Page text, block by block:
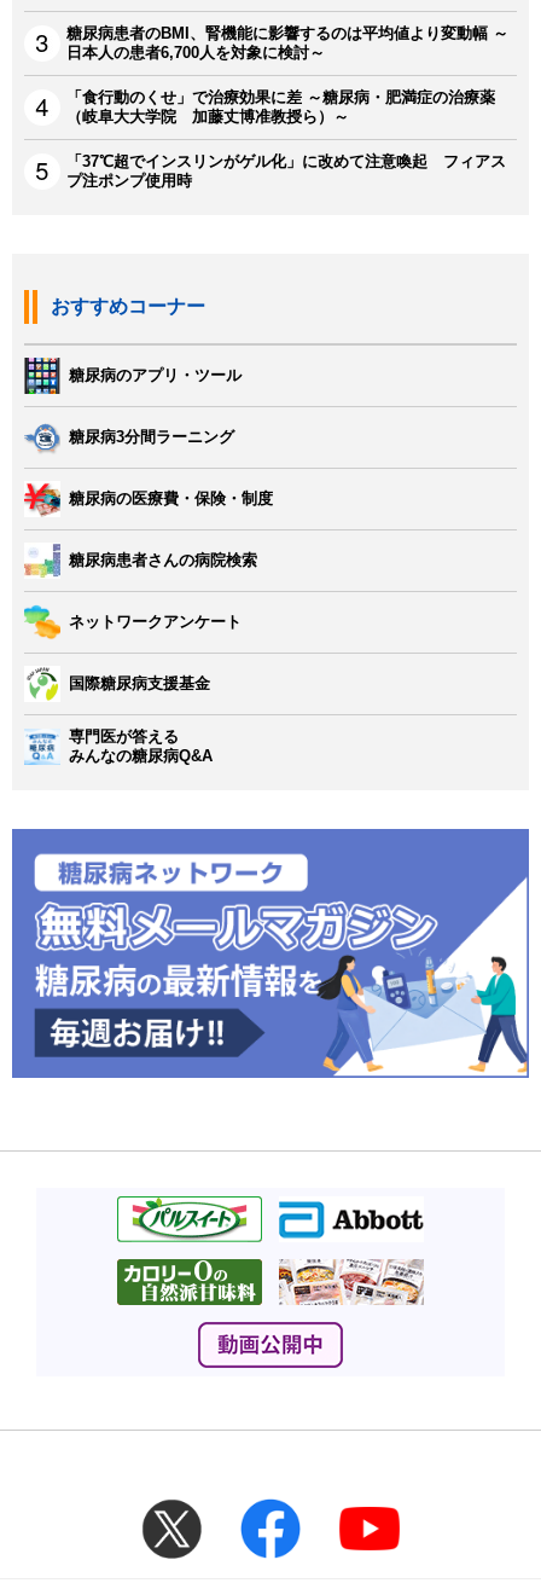
糖尿病患者のBMI、腎機能に影響するのは平均値より変動幅 ～
日本人の患者6,700人を対象に検討～
「食行動のくせ」で治療効果に差 ～糖尿病・肥満症の治療薬
（岐阜大大学院 加藤丈博准教授ら）～
「37℃超でインスリンがゲル化」に改めて注意喚起 フィアス
プ注ポンプ使用時
おすすめコーナー
糖尿病のアプリ・ツール
糖尿病3分間ラーニング
糖尿病の医療費・保険・制度
糖尿病患者さんの病院検索
ネットワークアンケート
国際糖尿病支援基金
専門医が答える
みんなの糖尿病Q&A